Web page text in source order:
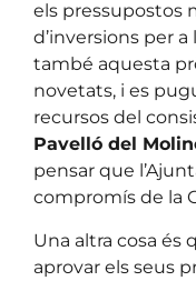
els pressupostos
d’inversions per a
també aquesta
novetats, i es
recursos del
Pavelló del
pensar que
compromís de la
Una altra cosa és
aprovar els seus